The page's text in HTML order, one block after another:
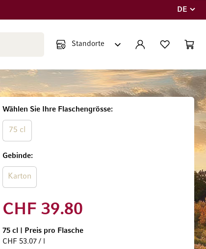
Sprache
DE
KONTO WUNSCHLISTE
Wählen Sie Ihre Flaschengrösse
75 cl
Gebinde
Karton
CHF 39.80
75 cl
Preis pro Flasche
CHF 53.07 / l